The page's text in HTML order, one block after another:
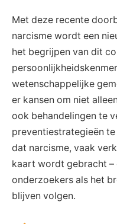
Met deze recente
narcisme wordt een
het begrijpen van dit
wetenschappelijke
er kansen om niet
ook behandelingen te
preventiestrategieën
dat narcisme, vaak
kaart wordt gebracht
onderzoekers als het
blijven volgen.